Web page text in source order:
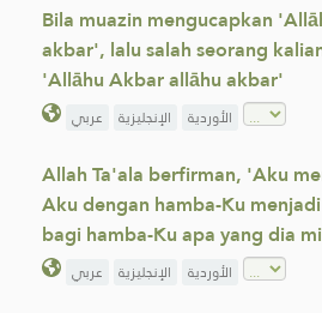
Bila muazin mengucapkan
akbar', lalu salah seorang
'Allāhu Akbar allāhu akbar'
عربي الإنجليزية الأوردية
Allah Ta'ala berfirman, 'Aku
Aku dengan hamba-Ku
bagi hamba-Ku apa yang dia
عربي الإنجليزية الأوردية